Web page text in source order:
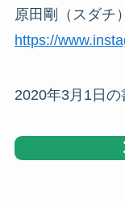
原田剛（スダチ
https://
2020年3月1日の